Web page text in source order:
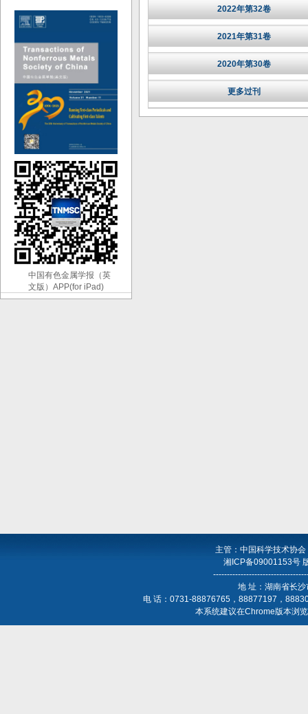
2022年第32卷
2021年第31卷
2020年第30卷
更多过刊
中国有色金属学报（英
文版）APP(for iPad)
主管：中国科学技术协
湘ICP备09001153号
地 址：湖南省长
电 话：0731-88876765，88877197，
本系统建议在Chrome版本浏